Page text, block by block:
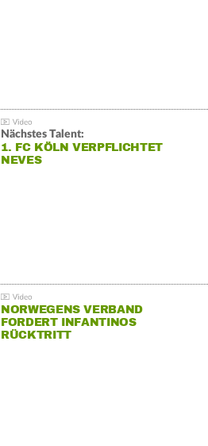
Nächstes Talent:
1. FC KÖLN VERPFLICHTET
NEVES
NORWEGENS VERBAND
FORDERT INFANTINOS
RÜCKTRITT